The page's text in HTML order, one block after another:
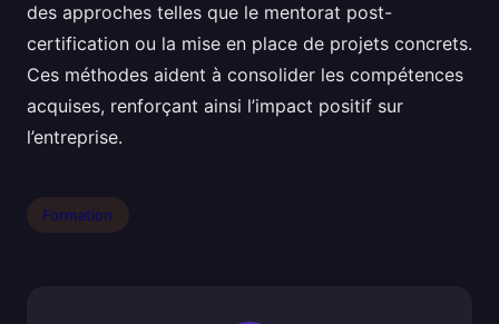
des approches telles que le mentorat post-
certification ou la mise en place de projets concrets.
Ces méthodes aident à consolider les compétences
acquises, renforçant ainsi l’impact positif sur
l’entreprise.
Formation